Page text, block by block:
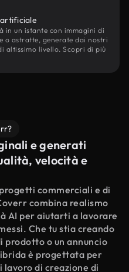
in un istante con immagini di
o astratte, generate dai nostri
altissimo livello. Scopri di più
e generati
velocità e
commerciali e di
combina realismo
AI per aiutarti a lavorare
Che tu stia creando
prodotto o un annuncio
è progettata per
di creazione di